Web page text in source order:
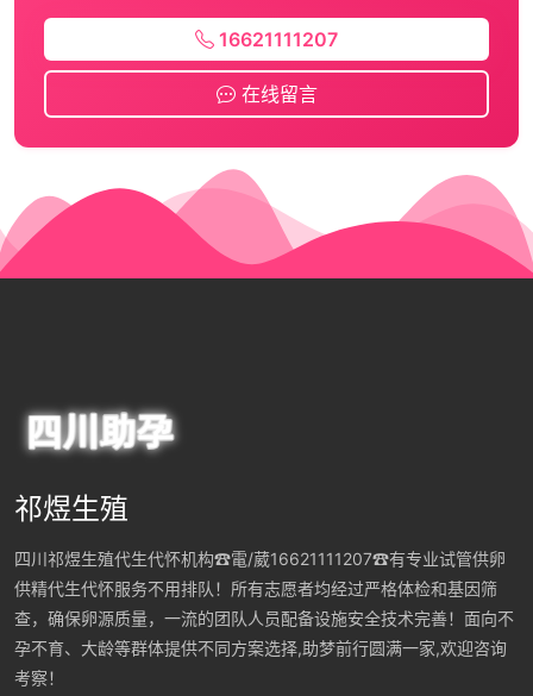
16621111207
在线留言
祁煜生殖
四川祁煜生殖代生代怀机构☎電/葳16621111207☎有专业试管供卵
供精代生代怀服务不用排队！所有志愿者均经过严格体检和基因筛
查，确保卵源质量，一流的团队人员配备设施安全技术完善！面向不
孕不育、大龄等群体提供不同方案选择,助梦前行圆满一家,欢迎咨询
考察！